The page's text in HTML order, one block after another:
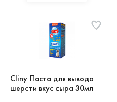
Cliny Паста для вывода
шерсти вкус сыра 30мл